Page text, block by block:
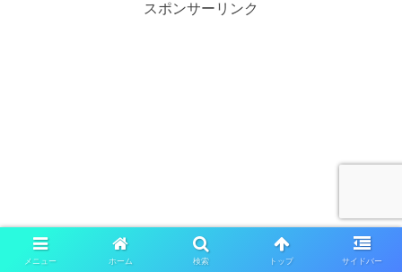
スポンサーリンク
メニュー ホーム 検索 トップ サイドバー